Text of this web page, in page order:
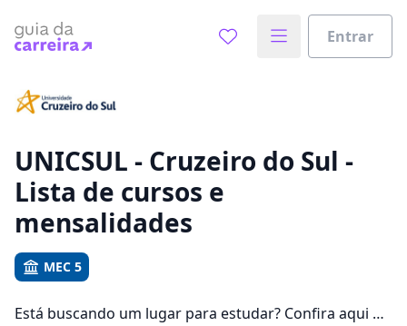
Entrar
Vamos te guiar no caminho ideal para seus estudos
UNICSUL - Cruzeiro do Sul -
Lista de cursos e
mensalidades
MEC 5
Está buscando um lugar para estudar? Confira aqui no